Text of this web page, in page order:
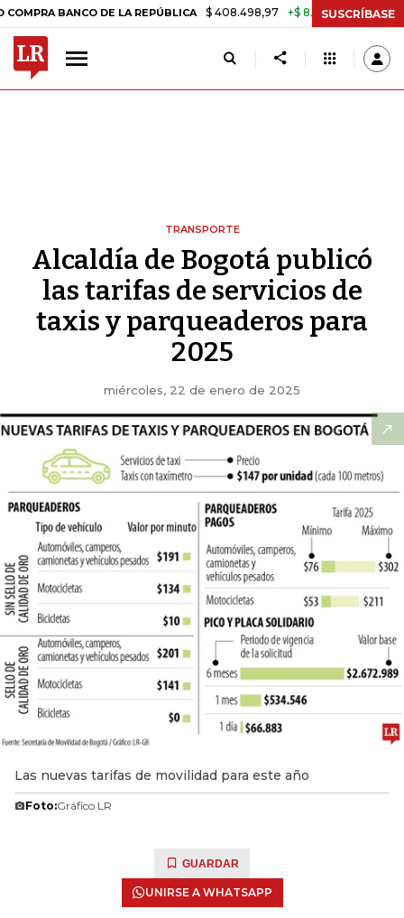
BANCO DE LA REPÚBLICA $ 408.498,97 +$ 8.753,81 +2,19% TASA
SUSCRÍBASE
TRANSPORTE
Alcaldía de Bogotá publicó
las tarifas de servicios de
taxis y parqueaderos para
2025
miércoles, 22 de enero de 2025
Las nuevas tarifas de movilidad para este año
Foto:Gráfico LR
GUARDAR
UNIRSE A WHATSAPP